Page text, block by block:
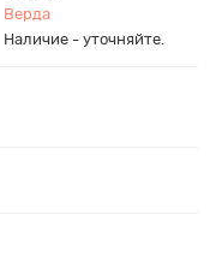
Верда
Наличие - уточняйте.